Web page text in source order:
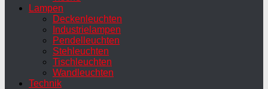
Lampen
Deckenleuchten
Industrielampen
Pendelleuchten
Stehleuchten
Tischleuchten
Wandleuchten
Technik